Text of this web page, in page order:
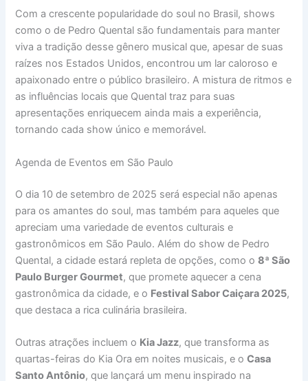
Com a crescente popularidade do soul no Brasil, shows
como o de Pedro Quental são fundamentais para manter
viva a tradição desse gênero musical que, apesar de suas
raízes nos Estados Unidos, encontrou um lar caloroso e
apaixonado entre o público brasileiro. A mistura de ritmos e
as influências locais que Quental traz para suas
apresentações enriquecem ainda mais a experiência,
tornando cada show único e memorável.
Agenda de Eventos em São Paulo
O dia 10 de setembro de 2025 será especial não apenas
para os amantes do soul, mas também para aqueles que
apreciam uma variedade de eventos culturais e
gastronômicos em São Paulo. Além do show de Pedro
Quental, a cidade estará repleta de opções, como o8ª São
Paulo Burger Gourmet, que promete aquecer a cena
gastronômica da cidade, e o Festival Sabor Caiçara 2025,
que destaca a rica culinária brasileira.
Outras atrações incluem o Kia Jazz, que transforma as
quartas-feiras do Kia Ora em noites musicais, e oCasa
Santo Antônio, que lançará um menu inspirado na